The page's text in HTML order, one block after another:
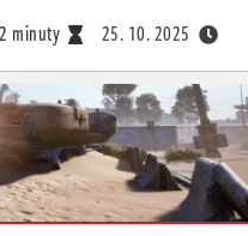
2 minuty 25. 10. 2025